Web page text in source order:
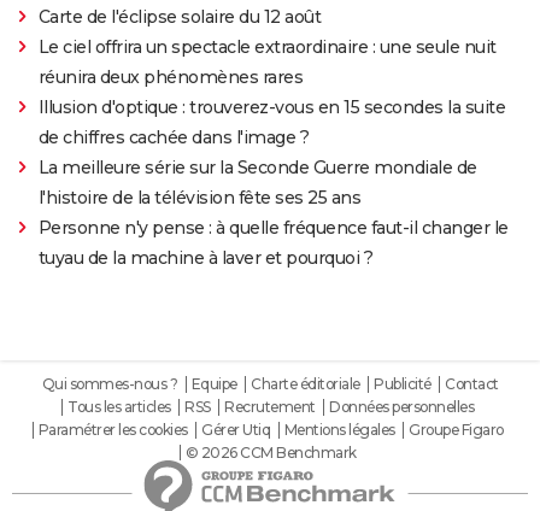
Carte de l'éclipse solaire du 12 août
Le ciel offrira un spectacle extraordinaire : une seule nuit
réunira deux phénomènes rares
Illusion d'optique : trouverez-vous en 15 secondes la suite
de chiffres cachée dans l'image ?
La meilleure série sur la Seconde Guerre mondiale de
l'histoire de la télévision fête ses 25 ans
Personne n'y pense : à quelle fréquence faut-il changer le
tuyau de la machine à laver et pourquoi ?
Qui sommes-nous ? Equipe Charte éditoriale Publicité
Contact
Tous les articles
RSS Recrutement
Données personnelles
Paramétrer les cookies
Gérer Utiq Mentions légales
Groupe Figaro
© 2026 CCM Benchmark